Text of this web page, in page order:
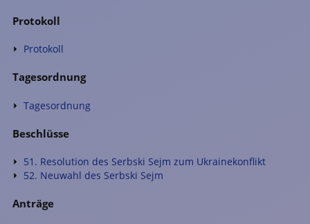
Protokoll
Protokoll
Tagesordnung
Tagesordnung
Beschlüsse
51. Resolution des Serbski Sejm zum Ukrainekonflikt
52. Neuwahl des Serbski Sejm
Anträge